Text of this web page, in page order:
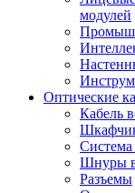
модулей
Оптические
Кабель
Шнуры
Разъемы